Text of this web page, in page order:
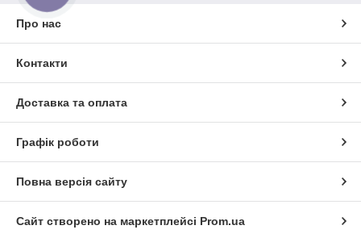
Про нас
Контакти
Доставка та оплата
Графік роботи
Повна версія сайту
Сайт створено на маркетплейсі Prom.ua